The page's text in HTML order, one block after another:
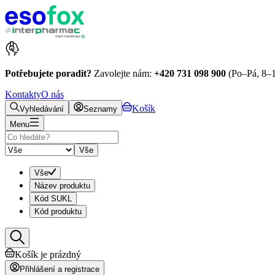
Potřebujete poradit? Zavolejte nám: +420 731 098 900 (Po–Pá,
KontaktyO nás
Vyhledávání Seznamy Košík
Menu
Vše
Vše
Název produktu
Kód SUKL
Kód produktu
Košík je prázdný
Přihlášení a registrace